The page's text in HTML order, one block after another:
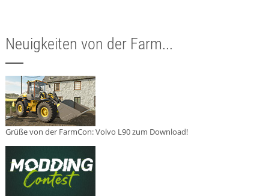
Neuigkeiten von der Farm...
Grüße von der FarmCon: Volvo L90 zum Download!